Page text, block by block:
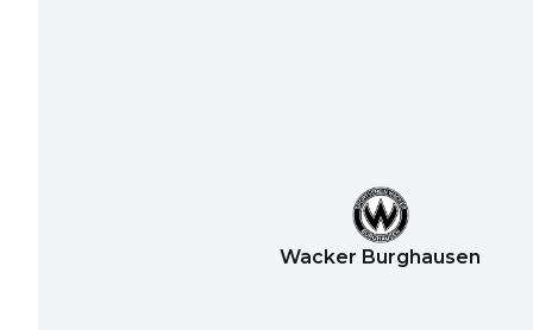
Wacker Burghausen